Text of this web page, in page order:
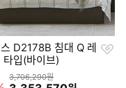
D2178B 침대 Q 레
타입(바이브)
상품금액
3,706,290원
찜